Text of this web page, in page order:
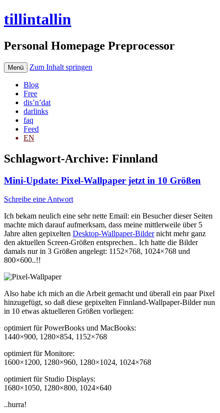
tillintallin
Personal Homepage Preprocessor
Menü Zum Inhalt springen
Blog
Free
dis’n’dat
darlinks
faq
Feed
EN
Schlagwort-Archive: Finnland
Mini-Update: Pixel-Wallpaper jetzt in 10 Größen
Schreibe eine Antwort
Ich bekam neulich eine sehr nette Email: ein Besucher dieser Seiten
machte mich darauf aufmerksam, dass meine mittlerweile über 5
Jahre alten gepixelten Desktop-Wallpaper-Bildernicht mehr ganz
den aktuellen Screen-Größen entsprechen.. Ich hatte die Bilder
damals nur in 3 Größen angelegt: 1152×768, 1024×768 und
800×600..!!
Also habe ich mich an die Arbeit gemacht und überall ein paar Pixel
hinzugefügt, so daß diese gepixelten Finnland-Wallpaper-Bilder nun
in 10 etwas aktuelleren Größen vorliegen:
optimiert für PowerBooks und MacBooks:
1440×900, 1280×854, 1152×768
optimiert für Monitore:
1600×1200, 1280×960, 1280×1024, 1024×768
optimiert für Studio Displays:
1680×1050, 1280×800, 1024×640
..hurra!